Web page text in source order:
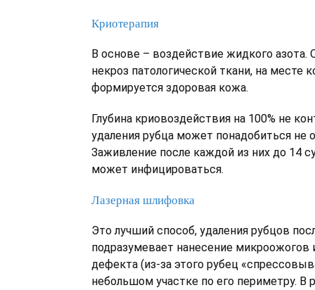
Криотерапия
В основе – воздействие жидкого
некроз патологической ткани, на месте
формируется здоровая кожа.
Глубина криовоздействия на 100% не
удаления рубца может понадобиться не
Заживление после каждой из них до 14
может инфицироваться.
Лазерная шлифовка
Это лучший способ, удаления рубцов
подразумевает нанесение микроожогов
дефекта (из-за этого рубец
небольшом участке по его периметру. В